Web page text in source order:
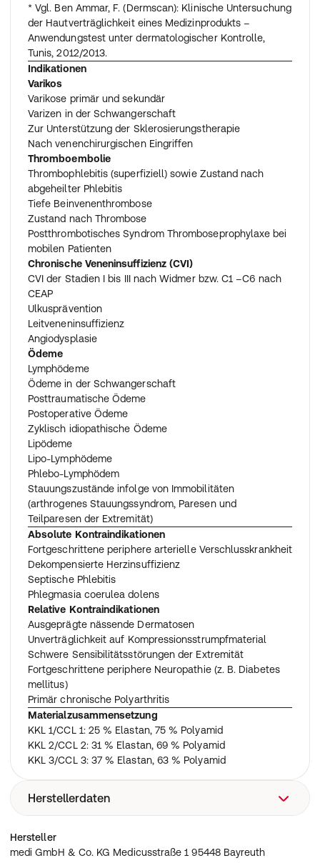
* Vgl. Ben Ammar, F. (Dermscan): Klinische Untersuchung
der Hautverträglichkeit eines Medizinprodukts –
Anwendungstest unter dermatologischer Kontrolle,
Tunis, 2012/2013.
Indikationen
Varikos
Varikose primär und sekundär
Varizen in der Schwangerschaft
Zur Unterstützung der Sklerosierungstherapie
Nach venenchirurgischen Eingriffen
Thromboembolie
Thrombophlebitis (superfiziell) sowie Zustand nach
abgeheilter Phlebitis
Tiefe Beinvenenthrombose
Zustand nach Thrombose
Postthrombotisches Syndrom Thromboseprophylaxe bei
mobilen Patienten
Chronische Veneninsuffizienz (CVI)
CVI der Stadien I bis III nach Widmer bzw. C1 –C6 nach
CEAP
Ulkusprävention
Leitveneninsuffizienz
Angiodysplasie
Ödeme
Lymphödeme
Ödeme in der Schwangerschaft
Posttraumatische Ödeme
Postoperative Ödeme
Zyklisch idiopathische Ödeme
Lipödeme
Lipo-Lymphödeme
Phlebo-Lymphödem
Stauungszustände infolge von Immobilitäten
(arthrogenes Stauungssyndrom, Paresen und
Teilparesen der Extremität)
Absolute Kontraindikationen
Fortgeschrittene periphere arterielle Verschlusskrankheit
Dekompensierte Herzinsuffizienz
Septische Phlebitis
Phlegmasia coerulea dolens
Relative Kontraindikationen
Ausgeprägte nässende Dermatosen
Unverträglichkeit auf Kompressionsstrumpfmaterial
Schwere Sensibilitätsstörungen der Extremität
Fortgeschrittene periphere Neuropathie (z. B. Diabetes
mellitus)
Primär chronische Polyarthritis
Materialzusammensetzung
KKL 1/CCL 1: 25 % Elastan, 75 % Polyamid
KKL 2/CCL 2: 31 % Elastan, 69 % Polyamid
KKL 3/CCL 3: 37 % Elastan, 63 % Polyamid
Herstellerdaten
medi GmbH & Co. KG Medicusstraße 1 95448 Bayreuth
Hersteller
medi GmbH & Co. KG Medicusstraße 1 95448 Bayreuth